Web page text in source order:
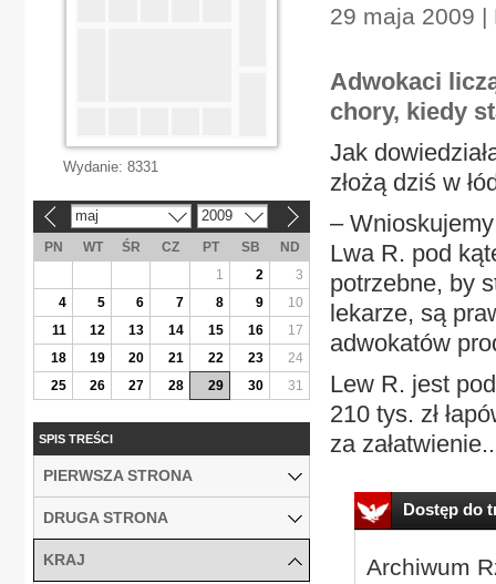
29 maja 2009 |
Adwokaci
chory, kiedy
Jak
złożą dziś w
–
Lwa R. pod
potrzebne, by
lekarze, są
adwokatów
Lew R. jest
210 tys. zł
za
Dostęp do
Archiwum
Wydanie: 8331
maj 2009
PN WT ŚR CZ PT SB
ND
1
2
3
4
5 6 7 8 9
10
11
12 13 14 15 16
17
18
19 20 21 22 23
24
25
26 27 28 29 30 31
SPIS TREŚCI
PIERWSZA STRONA
DRUGA STRONA
KRAJ